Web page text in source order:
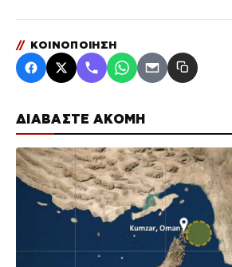
ΔΙΑΒΑΣΤΕ ΑΚΟΜΗ
// ΚΟΙΝΟΠΟΙΗΣΗ